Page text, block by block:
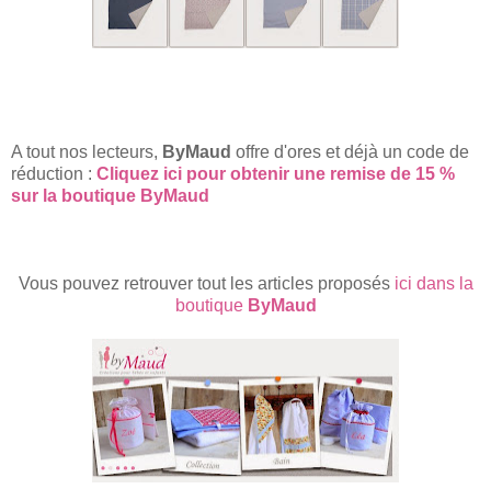
A tout nos lecteurs, ByMaud offre d'ores et déjà un code de
réduction : Cliquez ici pour obtenir une remise de 15 %
sur la boutique ByMaud
Vous pouvez retrouver tout les articles proposés ici dans la
boutique ByMaud